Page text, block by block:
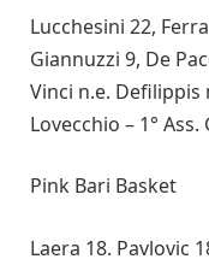
Lucchesini 22,
Giannuzzi 9, De
Vinci n.e. Defilippis
Lovecchio – 1°
Pink Bari Basket
Laera 18. Pavlovic